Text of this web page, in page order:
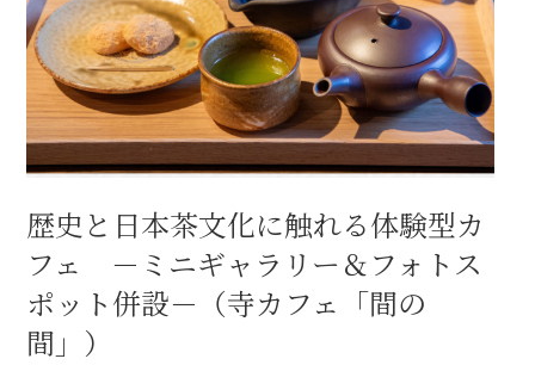
利家関連 史跡 一覧
犬千代ルート
加藤清正と名古屋の関係
清正関連 史跡 一覧
名古屋＜清正＞観光モデルコース
歴史と日本茶文化に触れる体験型カ
フェ －ミニギャラリー＆フォトス
ポット併設－（寺カフェ「間の
間」）